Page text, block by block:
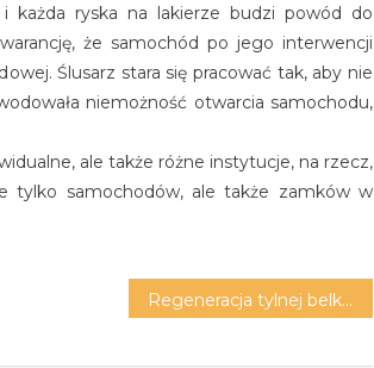
ryska na lakierze budzi powód do
że samochód po jego interwencji
Ślusarz stara się pracować tak, aby nie
niemożność otwarcia samochodu,
ale także różne instytucje, na rzecz,
tylko samochodów, ale także zamków w
Regeneracja tylnej belki – najważniejsze fakty